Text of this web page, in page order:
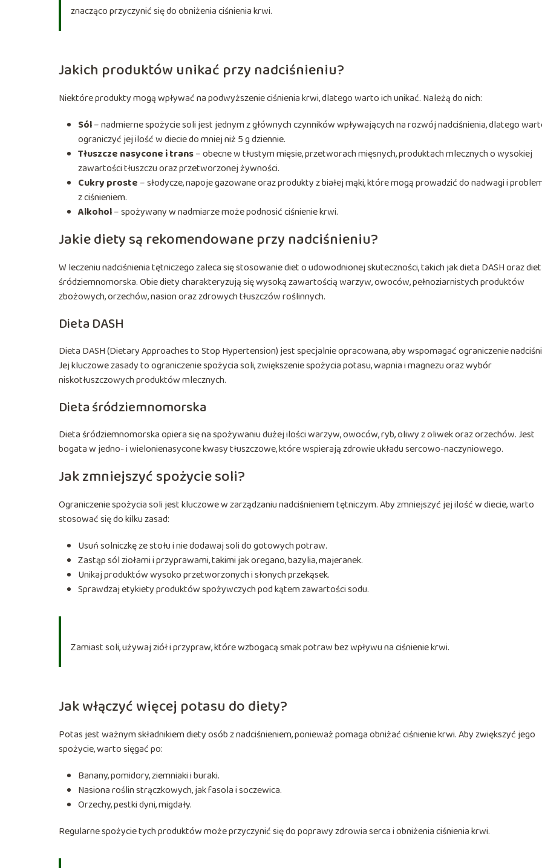
znacząco przyczynić się do obniżenia ciśnienia krwi.
Jakich produktów unikać przy nadciśnieniu?
Niektóre produkty mogą wpływać na podwyższenie ciśnienia krwi, dlatego warto ich unikać. Należą do nich:
Sól– nadmierne spożycie soli jest jednym z głównych czynników wpływających na rozwój nadciśnienia, dlatego
ograniczyć jej ilość w diecie do mniej niż 5 g dziennie.
Tłuszcze nasycone i trans– obecne w tłustym mięsie, przetworach mięsnych, produktach mlecznych o wysokiej
zawartości tłuszczu oraz przetworzonej żywności.
Cukry proste – słodycze, napoje gazowane oraz produkty z białej mąki, które mogą prowadzić do nadwagi i
z ciśnieniem.
Alkohol– spożywany w nadmiarze może podnosić ciśnienie krwi.
Jakie diety są rekomendowane przy nadciśnieniu?
W leczeniu nadciśnienia tętniczego zaleca się stosowanie diet o udowodnionej skuteczności, takich jak dieta DASH oraz
śródziemnomorska. Obie diety charakteryzują się wysoką zawartością warzyw, owoców, pełnoziarnistych produktów
zbożowych, orzechów, nasion oraz zdrowych tłuszczów roślinnych.
Dieta DASH
Dieta DASH (Dietary Approaches to Stop Hypertension) jest specjalnie opracowana, aby wspomagać ograniczenie
Jej kluczowe zasady to ograniczenie spożycia soli, zwiększenie spożycia potasu, wapnia i magnezu oraz wybór
niskotłuszczowych produktów mlecznych.
Dieta śródziemnomorska
Dieta śródziemnomorska opiera się na spożywaniu dużej ilości warzyw, owoców, ryb, oliwy z oliwek oraz orzechów. Jest
bogata w jedno- i wielonienasycone kwasy tłuszczowe, które wspierają zdrowie układu sercowo-naczyniowego.
Jak zmniejszyć spożycie soli?
Ograniczenie spożycia soli jest kluczowe w zarządzaniu nadciśnieniem tętniczym. Aby zmniejszyć jej ilość w diecie, warto
stosować się do kilku zasad:
Usuń solniczkę ze stołu i nie dodawaj soli do gotowych potraw.
Zastąp sól ziołami i przyprawami, takimi jak oregano, bazylia, majeranek.
Unikaj produktów wysoko przetworzonych i słonych przekąsek.
Sprawdzaj etykiety produktów spożywczych pod kątem zawartości sodu.
Zamiast soli, używaj ziół i przypraw, które wzbogacą smak potraw bez wpływu na ciśnienie krwi.
Jak włączyć więcej potasu do diety?
Potas jest ważnym składnikiem diety osób z nadciśnieniem, ponieważ pomaga obniżać ciśnienie krwi. Aby zwiększyć jego
spożycie, warto sięgać po:
Banany, pomidory, ziemniaki i buraki.
Nasiona roślin strączkowych, jak fasola i soczewica.
Orzechy, pestki dyni, migdały.
Regularne spożycie tych produktów może przyczynić się do poprawy zdrowia serca i obniżenia ciśnienia krwi.